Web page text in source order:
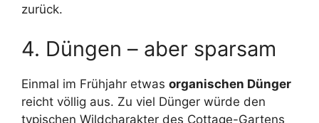
zurück.
4. Düngen – aber sparsam
Einmal im Frühjahr etwas organischen Dünger
reicht völlig aus. Zu viel Dünger würde den
typischen Wildcharakter des Cottage-Gartens